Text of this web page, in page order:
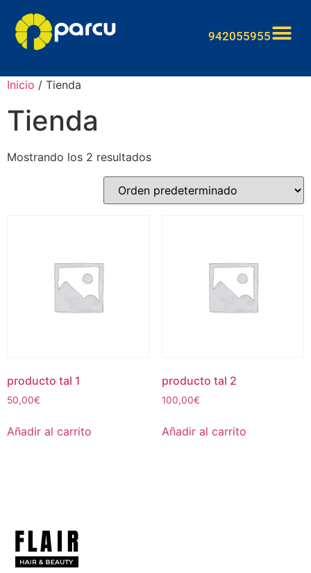
942055955
Inicio / Tienda
Tienda
Mostrando los 2 resultados
producto tal 1
50,00€
Añadir al carrito
producto tal 2
100,00€
Añadir al carrito